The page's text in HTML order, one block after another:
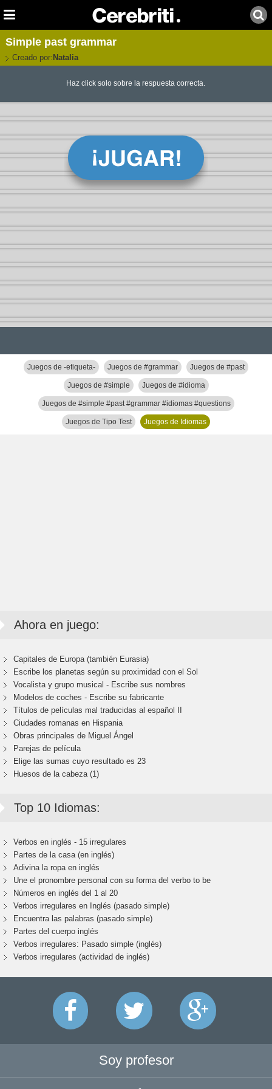
Simple past grammar
Creado por: Natalia
Haz click solo sobre la respuesta correcta.
Juegos de -etiqueta- Juegos de #grammar Juegos de #past
Juegos de #simple Juegos de #idioma
Juegos de #simple #past #grammar #idiomas #questions
Juegos de Tipo Test Juegos de Idiomas
Ahora en juego:
Capitales de Europa (también Eurasia)
Escribe los planetas según su proximidad con el Sol
Vocalista y grupo musical - Escribe sus nombres
Modelos de coches - Escribe su fabricante
Títulos de películas mal traducidas al español II
Ciudades romanas en Hispania
Obras principales de Miguel Ángel
Parejas de película
Elige las sumas cuyo resultado es 23
Huesos de la cabeza (1)
Top 10 Idiomas:
Verbos en inglés - 15 irregulares
Partes de la casa (en inglés)
Adivina la ropa en inglés
Une el pronombre personal con su forma del verbo to be
Números en inglés del 1 al 20
Verbos irregulares en Inglés (pasado simple)
Encuentra las palabras (pasado simple)
Partes del cuerpo inglés
Verbos irregulares: Pasado simple (inglés)
Verbos irregulares (actividad de inglés)
Soy profesor